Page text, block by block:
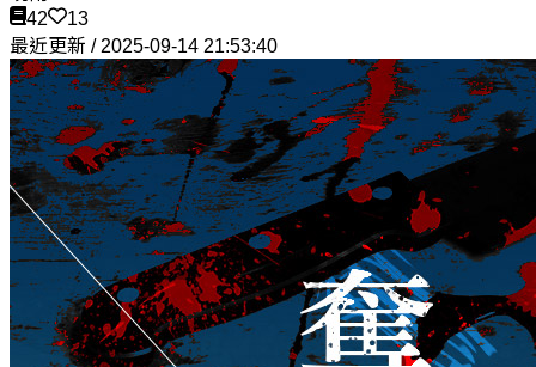
42
13
最近更新 / 2025-09-14 21:53:40